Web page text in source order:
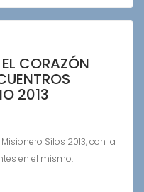
CORAZÓN
2013
Silos 2013, con la
en el mismo.